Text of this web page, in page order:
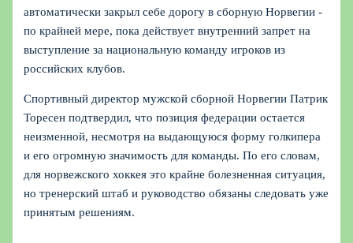
автоматически закрыл себе дорогу в сборную Норвегии -
по крайней мере, пока действует внутренний запрет на
выступление за национальную команду игроков из
российских клубов.
Спортивный директор мужской сборной Норвегии Патрик
Торесен подтвердил, что позиция федерации остается
неизменной, несмотря на выдающуюся форму голкипера
и его огромную значимость для команды. По его словам,
для норвежского хоккея это крайне болезненная ситуация,
но тренерский штаб и руководство обязаны следовать уже
принятым решениям.